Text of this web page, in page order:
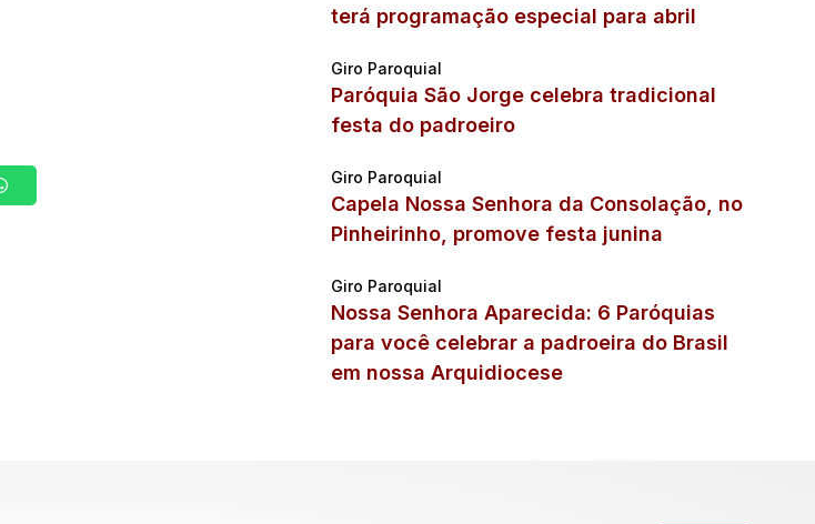
terá programação especial para abril
Giro Paroquial
Paróquia São Jorge celebra tradicional
festa do padroeiro
Giro Paroquial
Capela Nossa Senhora da Consolação, no
Pinheirinho, promove festa junina
Giro Paroquial
Nossa Senhora Aparecida: 6 Paróquias
para você celebrar a padroeira do Brasil
em nossa Arquidiocese